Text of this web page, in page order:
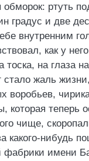
ртуть
градус и две
внутренним
как у
на глаза
стало жаль
воробьев,
которая теперь
чище,
какого-нибудь
фабрики имени